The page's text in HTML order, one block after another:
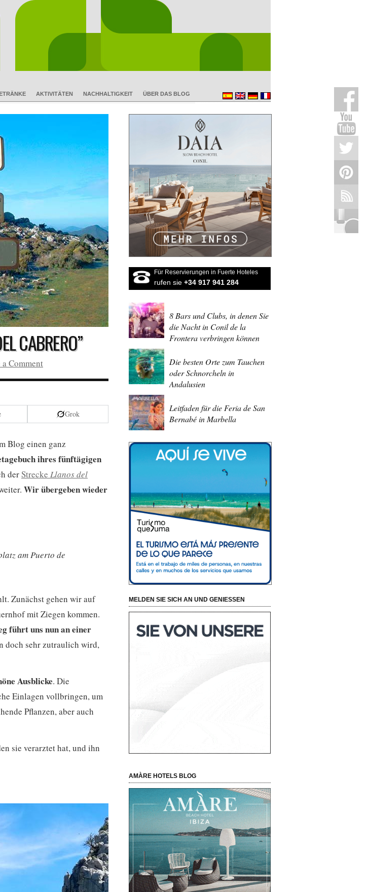
AKTIVITÄTEN NACHHALTIGKEIT ÜBER DAS BLOG
CABRERO”
a Comment
Grok
Blog einen ganz
ihres fünftägigen
derStrecke Llanos del
Wir übergeben wieder
am Puerto de
Zunächst gehen wir auf
mit Ziegen kommen.
führt uns nun an einer
doch sehr zutraulich wird,
Ausblicke. Die
Einlagen vollbringen, um
Pflanzen, aber auch
sie verarztet hat, und ihn
Für Reservierungen in Fuerte Hoteles
rufen sie +34 917 941 284
8 Bars und Clubs, in denen Sie
die Nacht in Conil de la
Frontera verbringen können
Die besten Orte zum Tauchen
oder Schnorcheln in
Andalusien
Leitfaden für die Feria de San
Bernabé in Marbella
MELDEN SIE SICH AN UND GENIESSEN
AMÀRE HOTELS BLOG